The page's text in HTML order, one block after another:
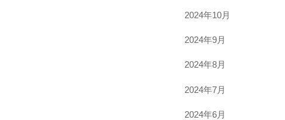
2024年10月
2024年9月
2024年8月
2024年7月
2024年6月